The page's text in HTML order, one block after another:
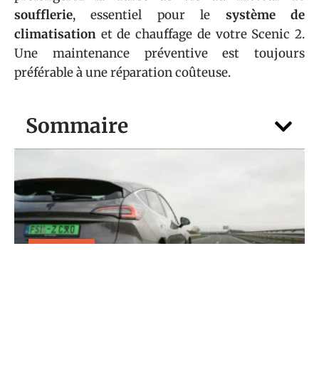
Sommaire
TRANSPORT
soufflerie, essentiel pour le système de
climatisation et de chauffage de votre Scenic 2.
Une maintenance préventive est toujours
préférable à une réparation coûteuse.